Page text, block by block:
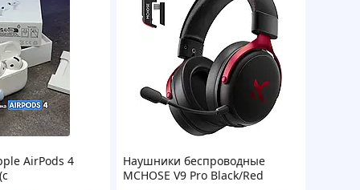
AirPods 4
Наушники беcпроводные
MCHOSE V9 Pro Black/Red